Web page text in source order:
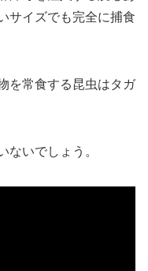
サイズでも完全に捕食
を常食する昆虫はタガ
ないでしょう。